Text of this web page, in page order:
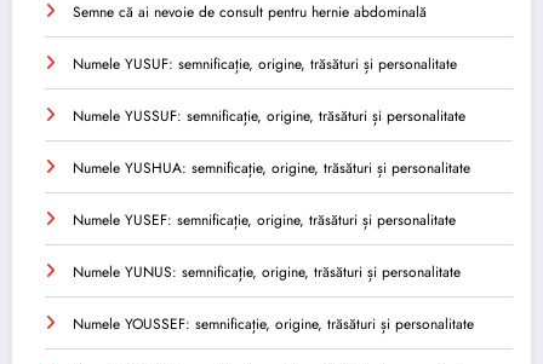
Semne că ai nevoie de consult pentru hernie abdominală
Numele YUSUF: semnificație, origine, trăsături și personalitate
Numele YUSSUF: semnificație, origine, trăsături și personalitate
Numele YUSHUA: semnificație, origine, trăsături și personalitate
Numele YUSEF: semnificație, origine, trăsături și personalitate
Numele YUNUS: semnificație, origine, trăsături și personalitate
Numele YOUSSEF: semnificație, origine, trăsături și personalitate